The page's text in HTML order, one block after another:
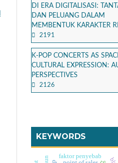
DI ERA DIGITALISASI:
DAN PELUANG DALAM
MEMBENTUK KARAKTER
2191
K-POP CONCERTS AS
CULTURAL EXPRESSION:
PERSPECTIVES
2126
KEYWORDS
faktor penyebab